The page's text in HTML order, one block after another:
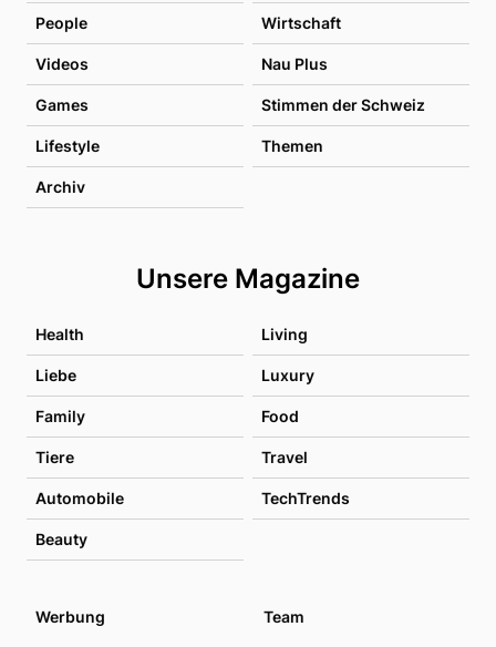
People Wirtschaft
Videos Nau Plus
Games Stimmen der Schweiz
Lifestyle Themen
Archiv
Unsere Magazine
Health Living
Liebe Luxury
Family Food
Tiere Travel
Automobile TechTrends
Beauty
Werbung
Team